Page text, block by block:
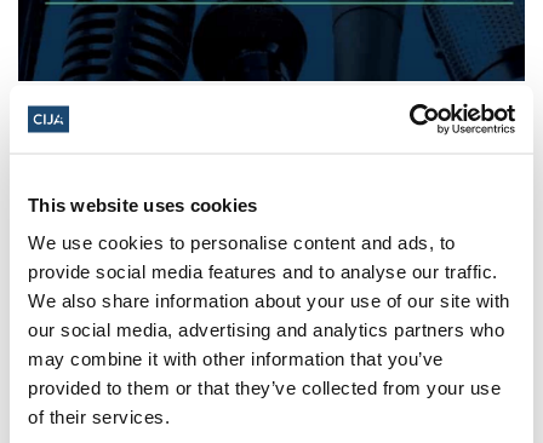
This website uses cookies
We use cookies to personalise content and ads, to
provide social media features and to analyse our traffic.
We also share information about your use of our site with
our social media, advertising and analytics partners who
may combine it with other information that you’ve
provided to them or that they’ve collected from your use
of their services.
La police est invitée à protéger les juifs
des manifestations "haineuses" de la
Post, + Postmedia Syndication)
21 mars 2025